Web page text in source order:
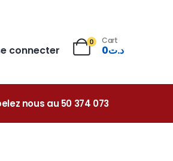
connecter
0 Cart
د.ت0
nous au 50 374 073